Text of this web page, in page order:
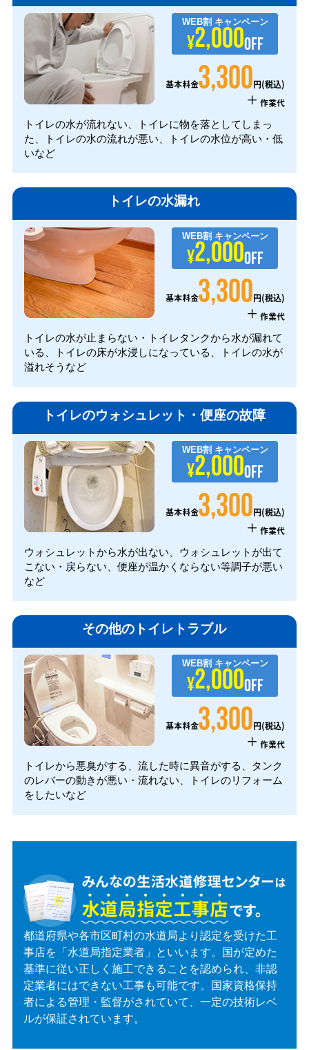
WEB割 キャンペーン
¥2,000OFF
基本料金3,300円(税込)
+ 作業代
トイレの水が流れない、トイレに物を落としてしまっ
た、トイレの水の流れが悪い、トイレの水位が高い・低
いなど
トイレの水漏れ
WEB割 キャンペーン
¥2,000OFF
基本料金3,300円(税込)
+ 作業代
トイレの水が止まらない・トイレタンクから水が漏れて
いる、トイレの床が水浸しになっている、トイレの水が
溢れそうなど
トイレのウォシュレット・便座の故障
WEB割 キャンペーン
¥2,000OFF
基本料金3,300円(税込)
+ 作業代
ウォシュレットから水が出ない、ウォシュレットが出て
こない・戻らない、便座が温かくならない等調子が悪い
など
その他のトイレトラブル
WEB割 キャンペーン
¥2,000OFF
基本料金3,300円(税込)
+ 作業代
トイレから悪臭がする、流した時に異音がする、タンク
のレバーの動きが悪い・流れない、トイレのリフォーム
をしたいなど
都道府県や各市区町村の水道局より認定を受けた工
事店を「水道局指定業者」といいます。国が定めた
基準に従い正しく施工できることを認められ、非認
定業者にはできない工事も可能です。国家資格保持
者による管理・監督がされていて、一定の技術レベ
ルが保証されています。